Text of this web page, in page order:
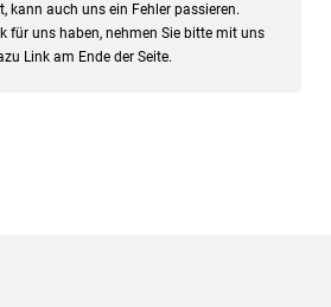
kann auch uns ein Fehler passieren.
für uns haben, nehmen Sie bitte mit uns
Link am Ende der Seite.